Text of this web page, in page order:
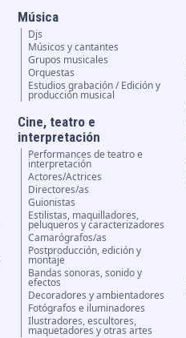
Música
Djs
Músicos y cantantes
Grupos musicales
Orquestas
Estudios grabación / Edición y
producción musical
Cine, teatro e
interpretación
Performances de teatro e
interpretación
Actores/Actrices
Directores/as
Guionistas
Estilistas, maquilladores,
peluqueros y caracterizadores
Camarógrafos/as
Postproducción, edición y
montaje
Bandas sonoras, sonido y
efectos
Decoradores y ambientadores
Fotógrafos e iluminadores
Ilustradores, escultores,
maquetadores y otras artes